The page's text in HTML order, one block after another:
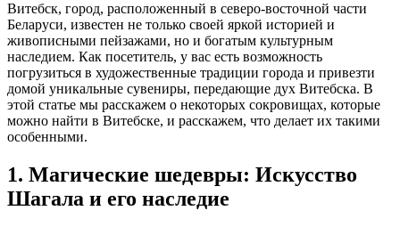
Витебск, город, расположенный в северо-восточной части
Беларуси, известен не только своей яркой историей и
живописными пейзажами, но и богатым культурным
наследием. Как посетитель, у вас есть возможность
погрузиться в художественные традиции города и привезти
домой уникальные сувениры, передающие дух Витебска. В
этой статье мы расскажем о некоторых сокровищах, которые
можно найти в Витебске, и расскажем, что делает их такими
особенными.
1. Магические шедевры: Искусство
Шагала и его наследие